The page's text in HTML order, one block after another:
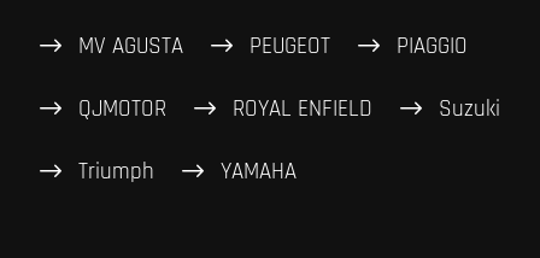
MV AGUSTA PEUGEOT PIAGGIO
QJMOTOR ROYAL ENFIELD Suzuki
Triumph YAMAHA